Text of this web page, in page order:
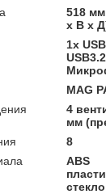
518
x В x
1x
MAG
4
мм
8
ABS
стекло